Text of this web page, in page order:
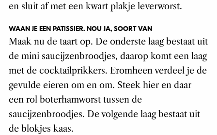
en sluit af met een kwart plakje leverworst.
WAAN JE EEN PATISSIER. NOU JA, SOORT VAN
Maak nu de taart op. De onderste laag bestaat uit
de mini saucijzenbroodjes, daarop komt een laag
met de cocktailprikkers. Eromheen verdeel je de
gevulde eieren om en om. Steek hier en daar
een rol boterhamworst tussen de
saucijzenbroodjes. De volgende laag bestaat uit
de blokjes kaas.